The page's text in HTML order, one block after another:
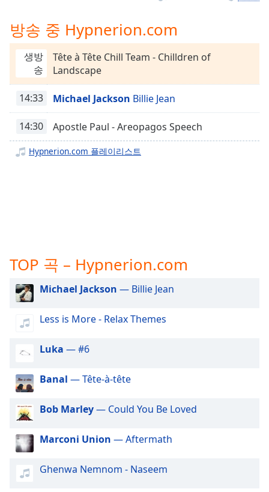
1x
Playback
Chapters
Chapters
Descriptions
opens
subtitles
settings
dialog
subtitles
off
Track
in-
Picture
This
modal
방송 중 Hypnerion.com
생방
송
Tête à Tête Chill Team - Chilldren of
Landscape
14:33 Michael Jackson Billie Jean
14:30 Apostle Paul - Areopagos Speech
Hypnerion.com 플레이리스트
TOP 곡 – Hypnerion.com
Michael Jackson — Billie Jean
Less is More - Relax Themes
Luka — #6
Banal — Tête-à-tête
Bob Marley— Could You Be Loved
Marconi Union — Aftermath
Ghenwa Nemnom - Naseem